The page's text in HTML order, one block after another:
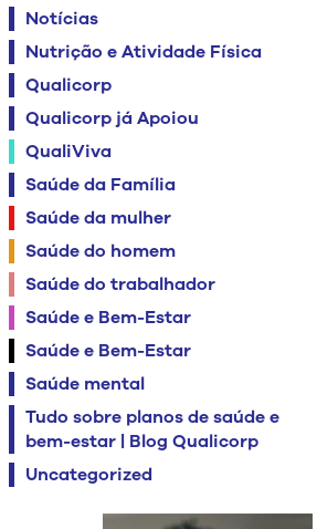
Notícias
Nutrição e Atividade Física
Qualicorp
Qualicorp já Apoiou
QualiViva
Saúde da Família
Saúde da mulher
Saúde do homem
Saúde do trabalhador
Saúde e Bem-Estar
Saúde e Bem-Estar
Saúde mental
Tudo sobre planos de saúde e
bem-estar | Blog Qualicorp
Uncategorized